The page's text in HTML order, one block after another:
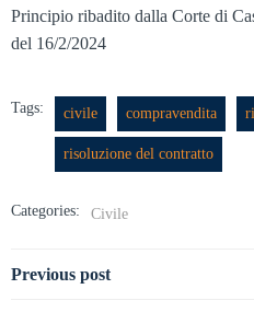
Principio ribadito dalla Corte di
del 16/2/2024
Tags: civile compravendita
risoluzione del contratto
Categories: Civile
Navigazione
Previous post